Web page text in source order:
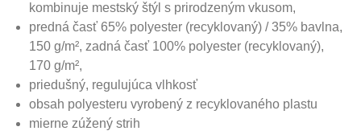
kombinuje mestský štýl s prirodzeným vkusom,
predná časť 65% polyester (recyklovaný) / 35% bavlna,
150 g/m², zadná časť 100% polyester (recyklovaný),
170 g/m²,
priedušný, regulujúca vlhkosť
obsah polyesteru vyrobený z recyklovaného plastu
mierne zúžený strih